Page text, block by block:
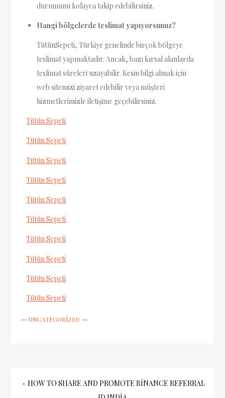
durumunu kolayca takip edebilirsiniz.
Hangi bölgelerde teslimat yapıyorsunuz?
TütünSepeti, Türkiye genelinde birçok bölgeye
teslimat yapmaktadır. Ancak, bazı kırsal alanlarda
teslimat süreleri uzayabilir. Kesin bilgi almak için
web sitemizi ziyaret edebilir veya müşteri
hizmetlerimizle iletişime geçebilirsiniz.
Tütün Sepeti
Tütün Sepeti
Tütün Sepeti
Tütün Sepeti
Tütün Sepeti
Tütün Sepeti
Tütün Sepeti
Tütün Sepeti
Tütün Sepeti
Tütün Sepeti
UNCATEGORIZED
Yazı
HOW TO SHARE AND PROMOTE BINANCE REFERRAL